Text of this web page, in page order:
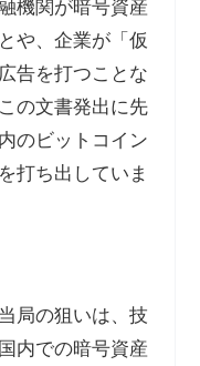
機関が暗号資産
や、企業が「仮
告を打つことな
の文書発出に先
のビットコイン
打ち出していま
局の狙いは、技
内での暗号資産